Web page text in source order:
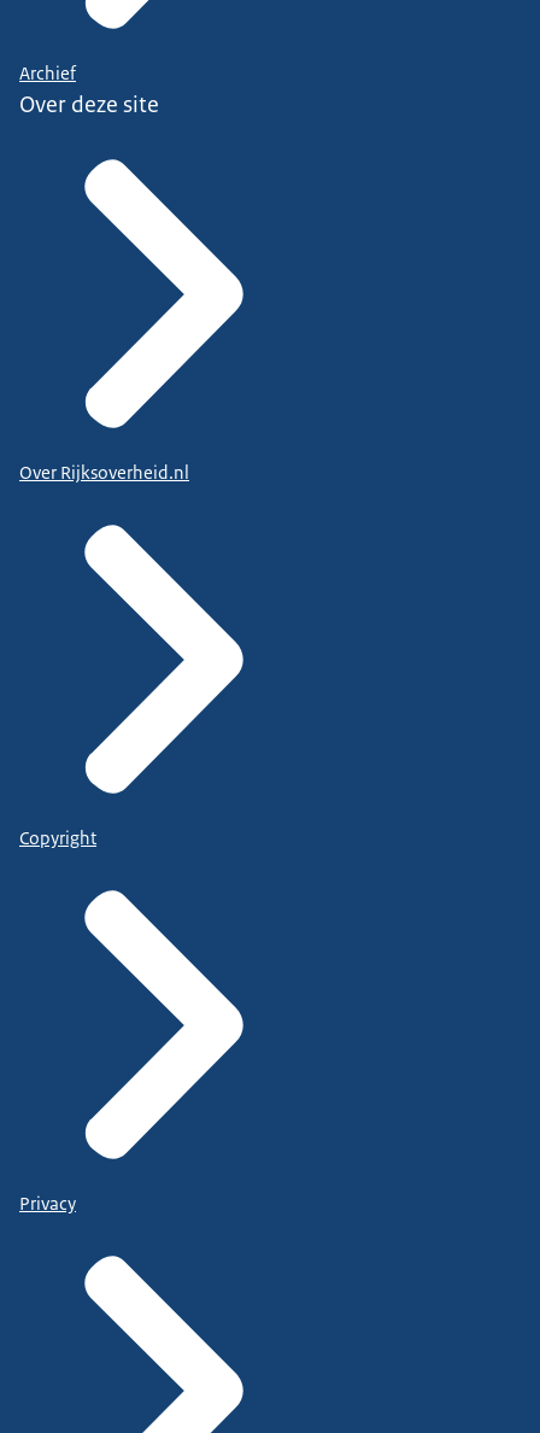
Archief
Over deze site
Over Rijksoverheid.nl
Copyright
Privacy